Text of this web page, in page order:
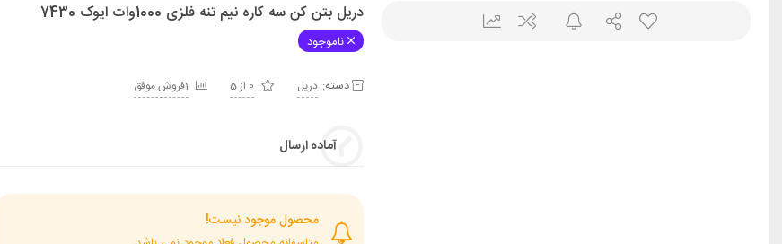
دریل بتن کن سه کاره نیم تنه فلزی 1000وات ایوک 7430
ناموجود
دسته: دریل 0 از 5 1فروش موفق
آماده ارسال
محصول موجود نیست!